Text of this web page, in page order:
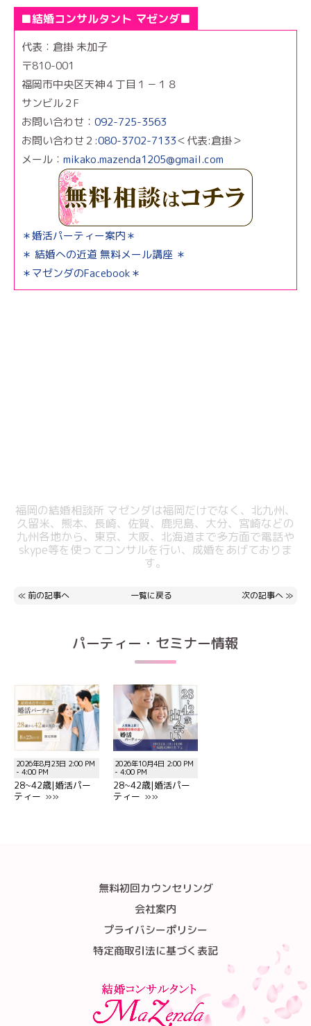
■結婚コンサルタント マゼンダ■
代表：倉掛 未加子
〒810-001
福岡市中央区天神４丁目１－１８
サンビル２F
お問い合わせ： 092-725-3563
お問い合わせ２:080-3702-7133＜代表:倉掛＞
メール： mikako.mazenda1205@gmail.com
＊婚活パーティー案内＊
＊ 結婚への近道 無料メール講座 ＊
＊マゼンダのFacebook＊
福岡の結婚相談所 マゼンダは福岡だけでなく、北九州、
久留米、熊本、長崎、佐賀、鹿児島、大分、宮崎などの
九州各地から、東京、大阪、北海道まで多方面で電話や
skype等を使ってコンサルを行い、成婚をあげておりま
す。
≪ 前の記事へ 一覧に戻る 次の記事へ ≫
パーティー・セミナー情報
2026年8月23日 2:00 PM
- 4:00 PM
28~42歳|婚活パー
ティー »»
2026年10月4日 2:00 PM
- 4:00 PM
28~42歳|婚活パー
ティー »»
無料初回カウンセリング
会社案内
プライバシーポリシー
特定商取引法に基づく表記